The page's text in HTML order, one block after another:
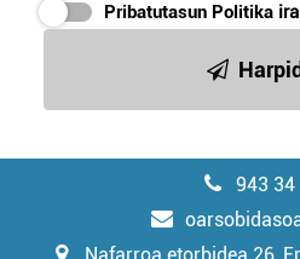
Pribatutasun Politika
943 34